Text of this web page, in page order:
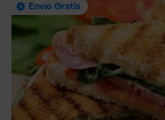
Envío Gratis